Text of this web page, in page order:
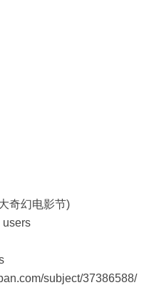
奇幻电影节)
subject/37386588/